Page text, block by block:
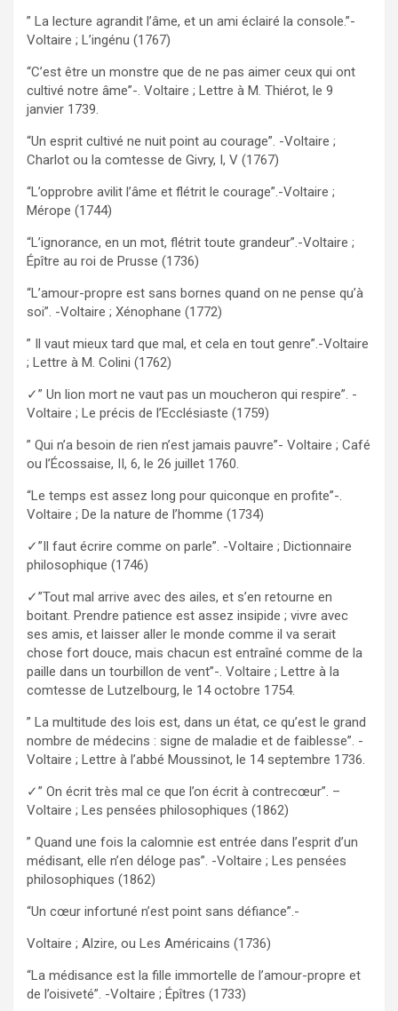
” La lecture agrandit l’âme, et un ami éclairé la console.”-
Voltaire ; L’ingénu (1767)
“C’est être un monstre que de ne pas aimer ceux qui ont
cultivé notre âme”-. Voltaire ; Lettre à M. Thiérot, le 9
janvier 1739.
“Un esprit cultivé ne nuit point au courage”. -Voltaire ;
Charlot ou la comtesse de Givry, I, V (1767)
“L’opprobre avilit l’âme et flétrit le courage”.-Voltaire ;
Mérope (1744)
“L’ignorance, en un mot, flétrit toute grandeur”.-Voltaire ;
Épître au roi de Prusse (1736)
“L’amour-propre est sans bornes quand on ne pense qu’à
soi”. -Voltaire ; Xénophane (1772)
” Il vaut mieux tard que mal, et cela en tout genre”.-Voltaire
; Lettre à M. Colini (1762)
✓” Un lion mort ne vaut pas un moucheron qui respire”. -
Voltaire ; Le précis de l’Ecclésiaste (1759)
” Qui n’a besoin de rien n’est jamais pauvre”- Voltaire ; Café
ou l’Écossaise, II, 6, le 26 juillet 1760.
“Le temps est assez long pour quiconque en profite”-.
Voltaire ; De la nature de l’homme (1734)
✓”Il faut écrire comme on parle”. -Voltaire ; Dictionnaire
philosophique (1746)
✓”Tout mal arrive avec des ailes, et s’en retourne en
boitant. Prendre patience est assez insipide ; vivre avec
ses amis, et laisser aller le monde comme il va serait
chose fort douce, mais chacun est entraîné comme de la
paille dans un tourbillon de vent”-. Voltaire ; Lettre à la
comtesse de Lutzelbourg, le 14 octobre 1754.
” La multitude des lois est, dans un état, ce qu’est le grand
nombre de médecins : signe de maladie et de faiblesse”. -
Voltaire ; Lettre à l’abbé Moussinot, le 14 septembre 1736.
✓” On écrit très mal ce que l’on écrit à contrecœur”. –
Voltaire ; Les pensées philosophiques (1862)
” Quand une fois la calomnie est entrée dans l’esprit d’un
médisant, elle n’en déloge pas”. -Voltaire ; Les pensées
philosophiques (1862)
“Un cœur infortuné n’est point sans défiance”.-
Voltaire ; Alzire, ou Les Américains (1736)
“La médisance est la fille immortelle de l’amour-propre et
de l’oisiveté”. -Voltaire ; Épîtres (1733)